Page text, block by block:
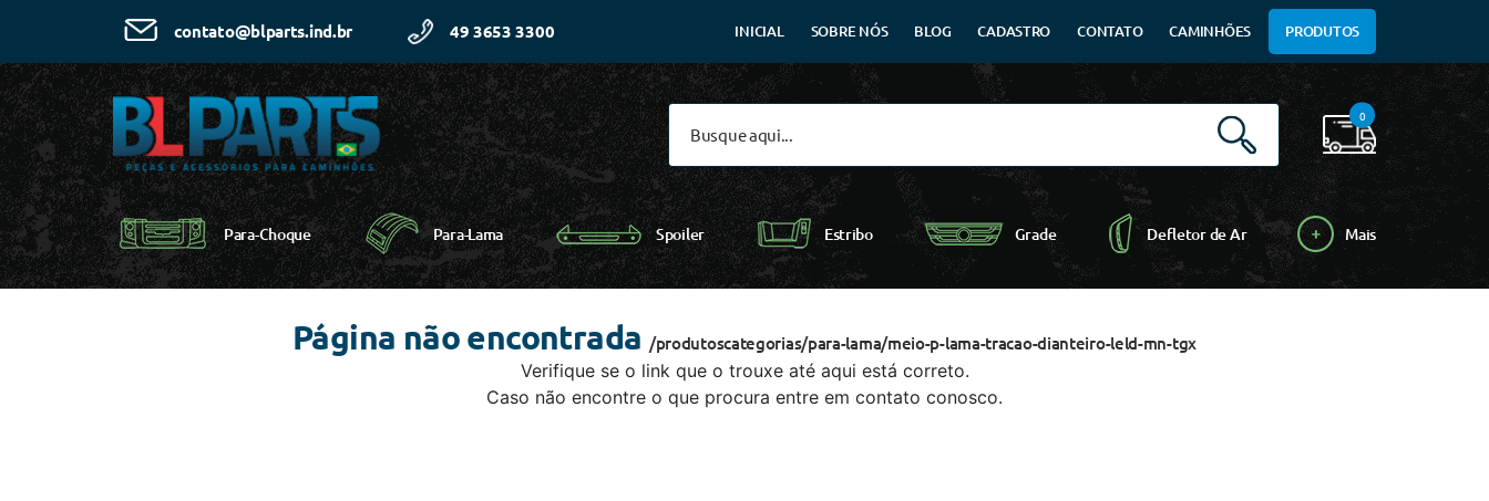
contato@blparts.ind.br 49 3653 3300 INICIAL SOBRE NÓS BLOG CADASTRO CONTATO CAMINHÕES PRODUTOS
0
Para-Choque Para-Lama Spoiler Estribo Grade Defletor de Ar Mais
Página não encontrada /produtoscategorias/para-lama/meio-p-lama-tracao-dianteiro-leld-mn-tgx
Verifique se o link que o trouxe até aqui está correto.
Caso não encontre o que procura entre em contato conosco.